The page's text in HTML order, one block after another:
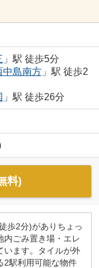
」駅 徒歩5分
中島南方」駅 徒歩2
」駅 徒歩26分
料)
歩2分)がありちょっ
内ごみ置き場・エレ
います。タイルが外
2駅利用可能な物件